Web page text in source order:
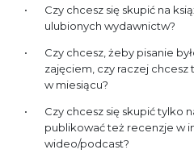
Czy chcesz się skupić na
ulubionych wydawnictw?
Czy chcesz, żeby pisanie
zajęciem, czy raczej
w miesiącu?
Czy chcesz się skupić tylko
publikować też recenzje w
wideo/podcast?